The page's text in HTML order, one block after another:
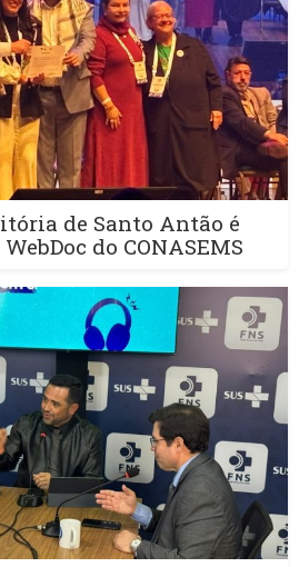
de Santo Antão é
do CONASEMS